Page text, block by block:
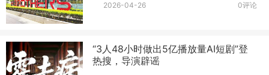
0评论
2026-04-26
“3人48小时做出5亿播放量AI短剧”登
热搜，导演辟谣